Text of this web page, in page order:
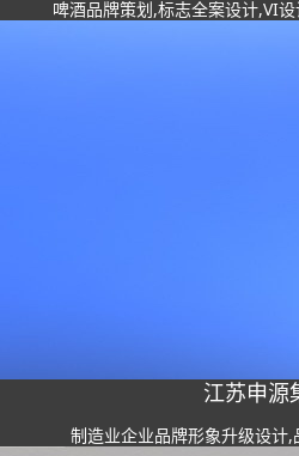
啤酒品牌策划,标志全案设计,VI
江苏申源
制造业企业品牌形象升级设计